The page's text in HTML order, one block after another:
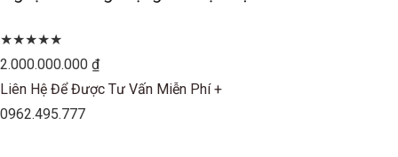
★★★★★
2.000.000.000 ₫
Liên Hệ Để Được Tư Vấn Miễn Phí +
0962.495.777